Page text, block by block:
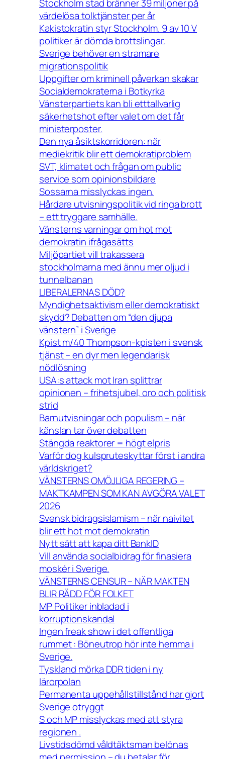
Stockholm stad bränner 39 miljoner på
värdelösa tolktjänster per år
Kakistokratin styr Stockholm. 9 av 10 V
politiker är dömda brottslingar.
Sverige behöver en stramare
migrationspolitik
Uppgifter om kriminell påverkan skakar
Socialdemokraterna i Botkyrka
Vänsterpartiets kan bli etttallvarlig
säkerhetshot efter valet om det får
ministerposter.
Den nya åsiktskorridoren: när
mediekritik blir ett demokratiproblem
SVT, klimatet och frågan om public
service som opinionsbildare
Sossarna misslyckas ingen.
Hårdare utvisningspolitik vid ringa brott
– ett tryggare samhälle.
Vänsterns varningar om hot mot
demokratin ifrågasätts
Miljöpartiet vill trakassera
stockholmarna med ännu mer oljud i
tunnelbanan
LIBERALERNAS DÖD?
Myndighetsaktivism eller demokratiskt
skydd? Debatten om “den djupa
vänstern” i Sverige
Kpist m/40 Thompson-kpisten i svensk
tjänst – en dyr men legendarisk
nödlösning
USA:s attack mot Iran splittrar
opinionen – frihetsjubel, oro och politisk
strid
Barnutvisningar och populism – när
känslan tar över debatten
Stängda reaktorer = högt elpris
Varför dog kulspruteskyttar först i andra
världskriget?
VÄNSTERNS OMÖJLIGA REGERING –
MAKTKAMPEN SOM KAN AVGÖRA VALET
2026
Svensk bidragsislamism – när naivitet
blir ett hot mot demokratin
Nytt sätt att kapa ditt BankID
Vill använda socialbidrag för finasiera
moskér i Sverige.
VÄNSTERNS CENSUR – NÄR MAKTEN
BLIR RÄDD FÖR FOLKET
MP Politiker inbladad i
korruptionskandal
Ingen freak show i det offentliga
rummet : Böneutrop hör inte hemma i
Sverige.
Tyskland mörka DDR tiden i ny
lärorpolan
Permanenta uppehållstillstånd har gjort
Sverige otryggt
S och MP misslyckas med att styra
regionen .
Livstidsdömd våldtäktsman belönas